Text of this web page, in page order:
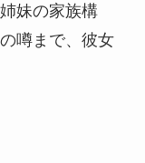
妹の家族構
噂まで、彼女